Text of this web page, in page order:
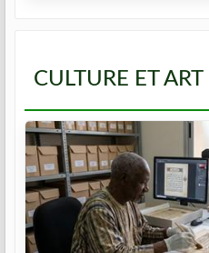
CULTURE ET ART